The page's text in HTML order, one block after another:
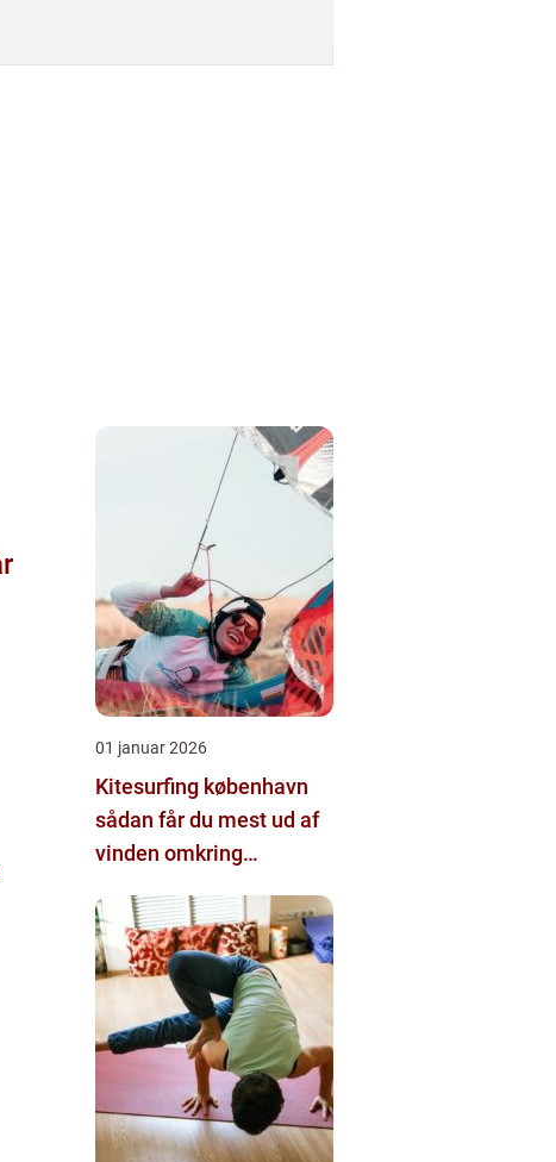
01 januar 2026
Kitesurfing københavn
sådan får du mest ud af
vinden omkring